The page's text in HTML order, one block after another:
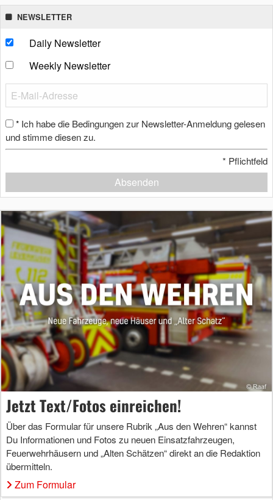
NEWSLETTER
Daily Newsletter
Weekly Newsletter
* Ich habe die Bedingungen zur Newsletter-Anmeldung gelesen
und stimme diesen zu.
* Pflichtfeld
Absenden
Jetzt Text/Fotos einreichen!
Über das Formular für unsere Rubrik „Aus den Wehren“ kannst
Du Informationen und Fotos zu neuen Einsatzfahrzeugen,
Feuerwehrhäusern und „Alten Schätzen“ direkt an die Redaktion
übermitteln.
Zum Formular